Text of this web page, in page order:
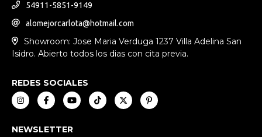
54911-5851-9149
alomejorcarlota@hotmail.com
Showroom: Jose Maria Verduga 1237 Villa Adelina San
Isidro. Abierto todos los dias con cita previa.
REDES SOCIALES
NEWSLETTER